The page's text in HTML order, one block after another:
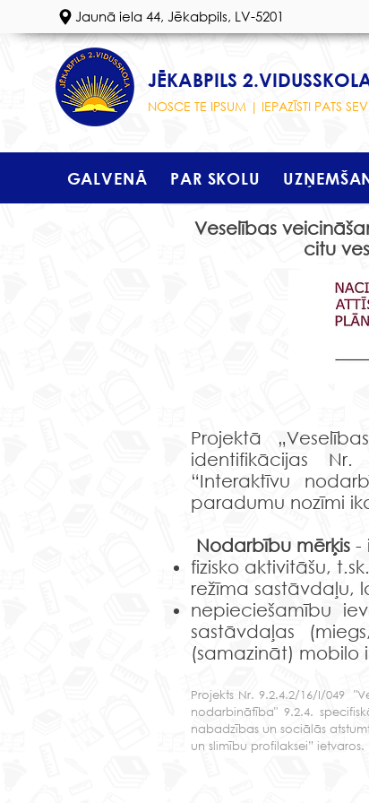
Jaunā iela 44, Jēkabpils, LV-5201
JĒKABPILS
NOSCE TE IPSUM | IEPAZĪSTI PATS SEVI
GALVENĀ PAR SKOLU
Veselības
citu
Projektā
identifikācijas Nr.
“Interaktīvu
paradumu nozīmi
Nodarbību mērķis -
fizisko aktivitāšu,
režīma sastāvdaļu,
nepieciešamību
sastāvdaļas
(samazināt) mobilo
Projekts Nr. 9.2.4.2/16/I/049
nodarbinātība" 9.2.4.
nabadzības un sociālās
un slimību profilaksei”